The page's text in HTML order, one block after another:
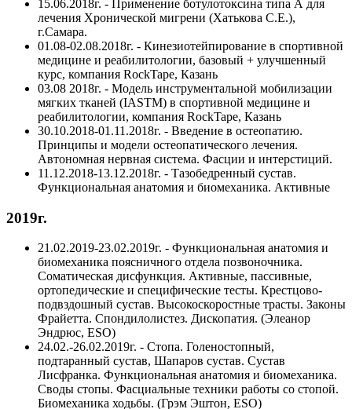
15.06.2018г. - Применение ботулотоксина типа А для
лечения Хронической мигрени (Хатькова С.Е.),
г.Самара.
01.08-02.08.2018г. - Кинезиотейпирование в спортивной
медицине и реабилитологии, базовый + улучшенный
курс, компания RockTape, Казань
03.08 2018г. - Модель инструментальной мобилизации
мягких тканей (IASTM) в спортивной медицине и
реабилитологии, компания RockTape, Казань
30.10.2018-01.11.2018г. - Введение в остеопатию.
Принципы и модели остеопатического лечения.
Автономная нервная система. Фасции и интерстиций.
11.12.2018-13.12.2018г. - Тазобедренный сустав.
Функциональная анатомия и биомеханика. Активные
2019г.
21.02.2019-23.02.2019г. - Функциональная анатомия и
биомеханика поясничного отдела позвоночника.
Соматическая дисфункция. Активные, пассивные,
ортопедические и специфические тесты. Крестцово-
подвздошный сустав. Высокоскоростные трасты. Законы
Фрайетта. Спондилолистез. Дископатия. (Элеанор
Эндрюс, ESO)
24.02.-26.02.2019г. - Стопа. Голеностопный,
подтаранный сустав, Шапаров сустав. Сустав
Лисфранка. Функциональная анатомия и биомеханика.
Своды стопы. Фасциальные техники работы со стопой.
Биомеханика ходьбы. (Грэм Эштон, ESO)